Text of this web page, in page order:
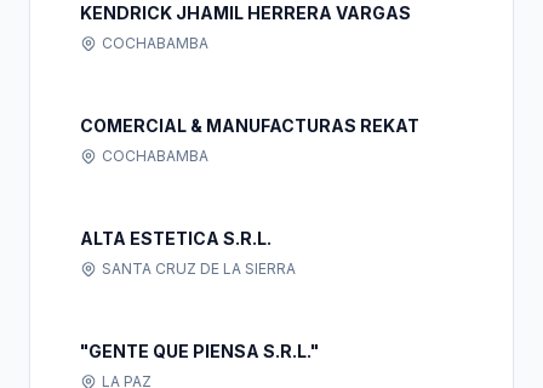
KENDRICK JHAMIL HERRERA VARGAS
COCHABAMBA
COMERCIAL & MANUFACTURAS REKAT
COCHABAMBA
ALTA ESTETICA S.R.L.
SANTA CRUZ DE LA SIERRA
"GENTE QUE PIENSA S.R.L."
LA PAZ